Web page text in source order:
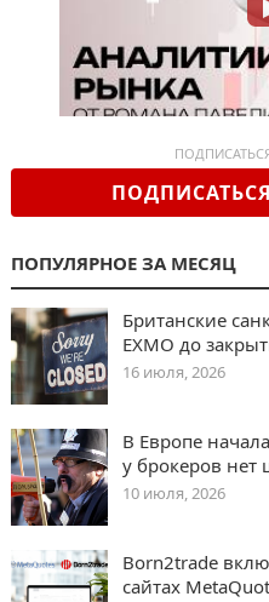
ПОПУЛЯРНОЕ ЗА МЕСЯЦ
Британские
EXMO до
16 июля, 2026
В Европе
у брокеров нет
10 июля, 2026
Born2trade
сайтах